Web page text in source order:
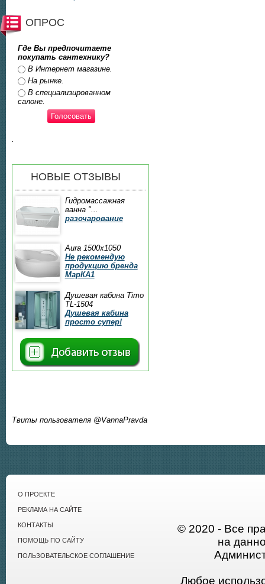
ОПРОС
Где Вы предпочитаете
покупать сантехнику?
Ответы
В Интернет магазине.
На рынке.
В специализированном
салоне.
НОВЫЕ ОТЗЫВЫ
Гидромассажная
ванна "...
разочарование
Aura 1500x1050
Не рекомендую
продукцию бренда
МарКА1
Душевая кабина Timo
TL-1504
Душевая кабина
просто супер!
Твиты пользователя @VannaPravda
О ПРОЕКТЕ
РЕКЛАМА НА САЙТЕ
КОНТАКТЫ
ПОМОЩЬ ПО САЙТУ
ПОЛЬЗОВАТЕЛЬСКОЕ СОГЛАШЕНИЕ
© 2020 - Все
на
Любое